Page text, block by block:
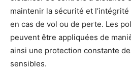
maintenir la sécurité et
en cas de vol ou de perte. Les
peuvent être appliquées de
ainsi une protection constante
sensibles.